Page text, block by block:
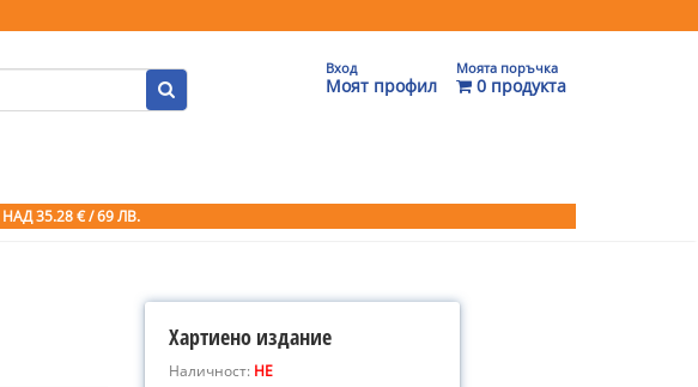
Вход
Моят профил
Моята поръчка
0 продукта
НАД 35.28 € / 69 ЛВ.
Хартиено издание
Наличност: НЕ